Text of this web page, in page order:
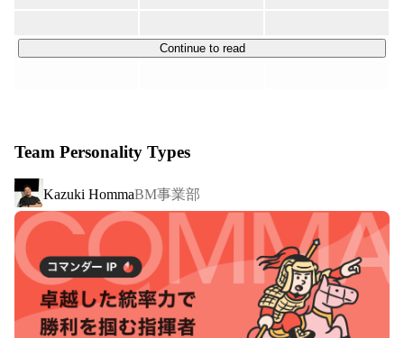
け"BLAST"(突風)を提供、また、BLASTERの育成を行なっ
「経営」「営業」「人事」等の各部門における課題解決に
向けてビジネスコーチング・コンサルティングを行ってお
ります。経営に流れ(モメンタム)を惹き起こす組織開発・
人材育成を行っております。
▪︎エージェント事業
CXOクラスをはじめとするハイクラス人材(BLASTER)をタ
ーゲットとしたエージェントサービスを展開しておりま
す。組織開発の観点から、組織の流れを変えるような
Continue to read
Team Personality Types
Kazuki HommaBM事業部